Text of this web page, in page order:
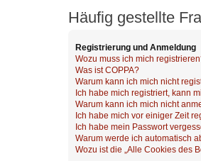
Häufig gestellte
Registrierung und Anmeldung
Wozu muss ich mich
Was ist COPPA?
Warum kann ich mich nicht
Ich habe mich registriert, kann
Warum kann ich mich nicht
Ich habe mich vor einiger Zeit
Ich habe mein Passwort
Warum werde ich automatisch
Wozu ist die „Alle Cookies des